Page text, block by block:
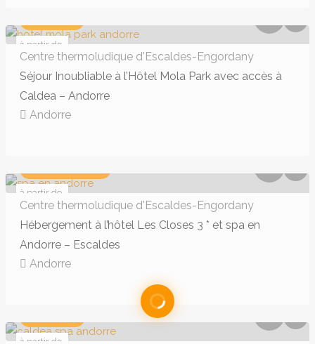
à partir de
178 €
Centre thermoludique d'Escaldes-Engordany
Séjour Inoubliable à l’Hôtel Mola Park avec accès à
Caldea – Andorre
Andorre
à partir de
168 €
Centre thermoludique d'Escaldes-Engordany
Hébergement à l’hôtel Les Closes 3 * et spa en
Andorre – Escaldes
Andorre
à partir de